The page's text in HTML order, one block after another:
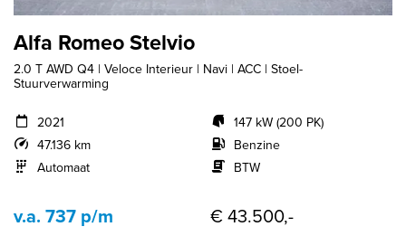
Alfa Romeo Stelvio
2.0 T AWD Q4 | Veloce Interieur | Navi | ACC | Stoel-
Stuurverwarming
2021
47.136 km
Automaat
147 kW (200 PK)
Benzine
BTW
v.a. 737 p/m € 43.500,-